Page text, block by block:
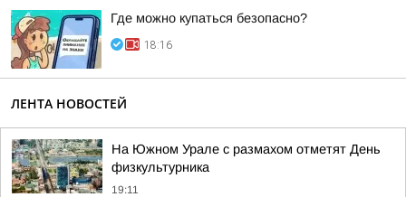
Где можно купаться безопасно?
18:16
ЛЕНТА НОВОСТЕЙ
На Южном Урале с размахом отметят День
физкультурника
19:11